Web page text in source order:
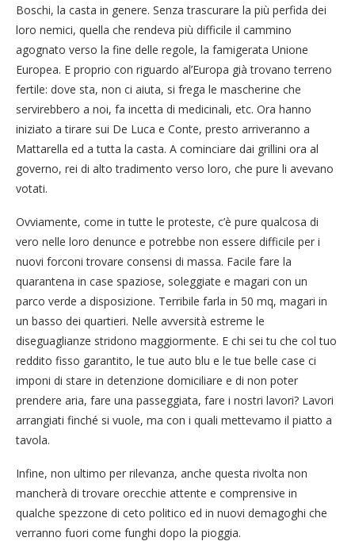
Boschi, la casta in genere. Senza trascurare la più perfida dei
loro nemici, quella che rendeva più difficile il cammino
agognato verso la fine delle regole, la famigerata Unione
Europea. E proprio con riguardo al’Europa già trovano terreno
fertile: dove sta, non ci aiuta, si frega le mascherine che
servirebbero a noi, fa incetta di medicinali, etc. Ora hanno
iniziato a tirare sui De Luca e Conte, presto arriveranno a
Mattarella ed a tutta la casta. A cominciare dai grillini ora al
governo, rei di alto tradimento verso loro, che pure li avevano
votati.
Ovviamente, come in tutte le proteste, c’è pure qualcosa di
vero nelle loro denunce e potrebbe non essere difficile per i
nuovi forconi trovare consensi di massa. Facile fare la
quarantena in case spaziose, soleggiate e magari con un
parco verde a disposizione. Terribile farla in 50 mq, magari in
un basso dei quartieri. Nelle avversità estreme le
diseguaglianze stridono maggiormente. E chi sei tu che col tuo
reddito fisso garantito, le tue auto blu e le tue belle case ci
imponi di stare in detenzione domiciliare e di non poter
prendere aria, fare una passeggiata, fare i nostri lavori? Lavori
arrangiati finché si vuole, ma con i quali mettevamo il piatto a
tavola.
Infine, non ultimo per rilevanza, anche questa rivolta non
mancherà di trovare orecchie attente e comprensive in
qualche spezzone di ceto politico ed in nuovi demagoghi che
verranno fuori come funghi dopo la pioggia.